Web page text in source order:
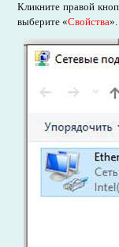
Кликните правой
выберите «Свойства».